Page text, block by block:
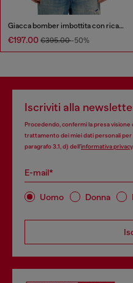
Giacca bomber imbottita con ricamo Oval D
€197.00 €395.00-50%
Iscriviti alla
Procedendo, confermi la presa visione
trattamento dei miei dati personali per
paragrafo 3.1, d) dell’informativa privacy.
E-mail*
Uomo Donna